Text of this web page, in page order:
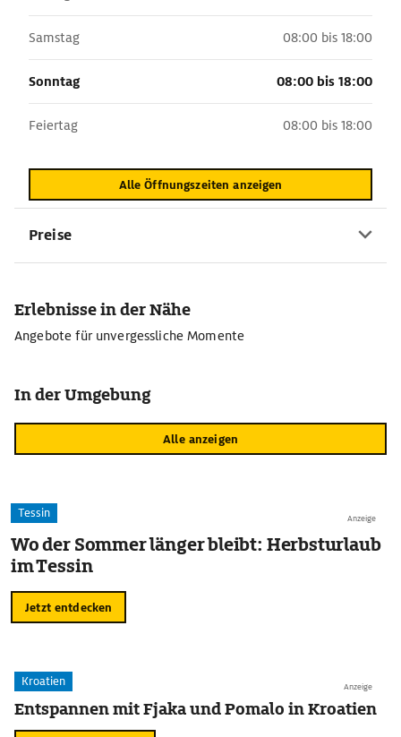
Samstag 08:00 bis 18:00
Sonntag 08:00 bis 18:00
Feiertag 08:00 bis 18:00
Alle Öffnungszeiten anzeigen
Preise
Erlebnisse in der Nähe
Angebote für unvergessliche Momente
In der Umgebung
Alle anzeigen
Anzeige
Tessin
Wo der Sommer länger bleibt: Herbsturlaub
im Tessin
Jetzt entdecken
Anzeige
Kroatien
Entspannen mit Fjaka und Pomalo in Kroatien